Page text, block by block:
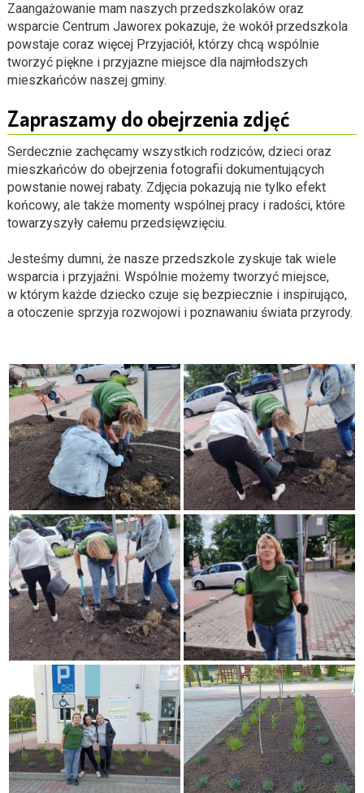
Zaangażowanie mam naszych przedszkolaków oraz
wsparcie Centrum Jaworex pokazuje, że wokół przedszkola
powstaje coraz więcej Przyjaciół, którzy chcą wspólnie
tworzyć piękne i przyjazne miejsce dla najmłodszych
mieszkańców naszej gminy.
Zapraszamy do obejrzenia zdjęć
Serdecznie zachęcamy wszystkich rodziców, dzieci oraz
mieszkańców do obejrzenia fotografii dokumentujących
powstanie nowej rabaty. Zdjęcia pokazują nie tylko efekt
końcowy, ale także momenty wspólnej pracy i radości, które
towarzyszyły całemu przedsięwzięciu.
Jesteśmy dumni, że nasze przedszkole zyskuje tak wiele
wsparcia i przyjaźni. Wspólnie możemy tworzyć miejsce,
w którym każde dziecko czuje się bezpiecznie i inspirująco,
a otoczenie sprzyja rozwojowi i poznawaniu świata przyrody.